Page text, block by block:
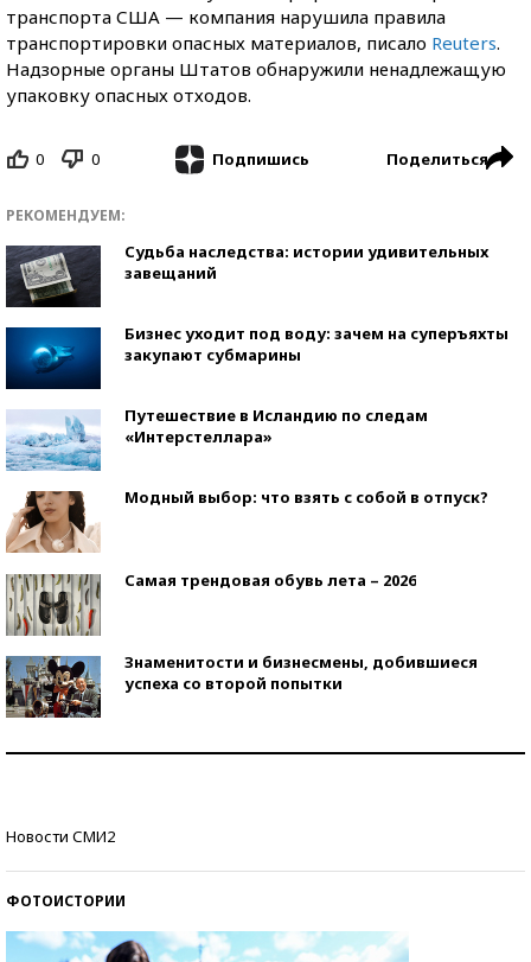
транспорта США — компания нарушила правила
транспортировки опасных материалов, писало Reuters.
Надзорные органы Штатов обнаружили ненадлежащую
упаковку опасных отходов.
0 0 Подпишись Поделиться
РЕКОМЕНДУЕМ:
Судьба наследства: истории удивительных
завещаний
Бизнес уходит под воду: зачем на суперъяхты
закупают субмарины
Путешествие в Исландию по следам
«Интерстеллара»
Модный выбор: что взять с собой в отпуск?
Самая трендовая обувь лета – 2026
Знаменитости и бизнесмены, добившиеся
успеха со второй попытки
Новости СМИ2
ФОТОИСТОРИИ